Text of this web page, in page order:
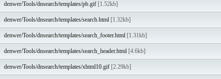
denwer/Tools/dnsearch/templates/pb.gif [1.52kb]
denwer/Tools/dnsearch/templates/search.html [1.32kb]
denwer/Tools/dnsearch/templates/search_footer.html [1.31kb]
denwer/Tools/dnsearch/templates/search_header.html [4.6kb]
denwer/Tools/dnsearch/templates/xhtml10.gif [2.29kb]